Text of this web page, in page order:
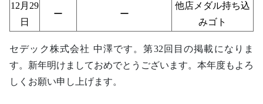
12月29
日
ー ー
他店メダル持ち込
みゴト
セデック株式会社 中澤です。第32回目の掲載になりま
す。新年明けましておめでとうございます。本年度もよろ
しくお願い申し上げます。